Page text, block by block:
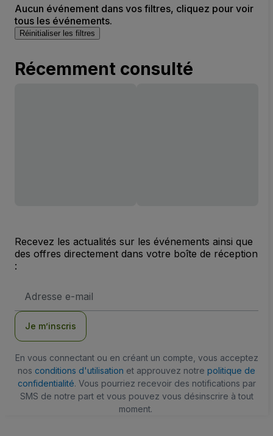
Aucun événement dans vos filtres, cliquez pour voir
tous les événements.
Réinitialiser les filtres
Récemment consulté
Recevez les actualités sur les événements ainsi que
des offres directement dans votre boîte de réception
:
e-
Je m’inscris
En vous connectant ou en créant un compte, vous acceptez
nos conditions d'utilisation et approuvez notre politique de
confidentialité. Vous pourriez recevoir des notifications par
SMS de notre part et vous pouvez vous désinscrire à tout
moment.